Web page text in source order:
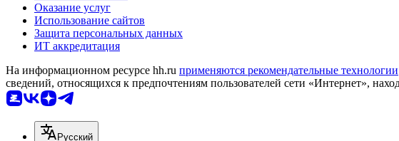
Оказание услуг
Использование сайтов
Защита персональных данных
ИТ аккредитация
На информационном ресурсе hh.ru применяются рекомендательные технологии
сведений, относящихся к предпочтениям пользователей сети «Интернет»,
Русский